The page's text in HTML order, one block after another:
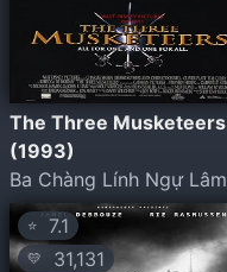
The Three Musketeers
(1993)
Ba Chàng Lính Ngự Lâm
⭐ 7.1
💛 31,131